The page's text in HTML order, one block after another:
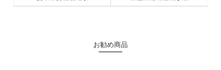
お勧め商品